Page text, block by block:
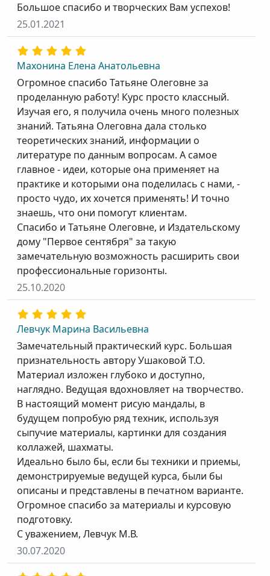
Большое спасибо и творческих Вам успехов!
25.01.2021
Махонина Елена Анатольевна
Огромное спасибо Татьяне Олеговне за
проделанную работу! Курс просто классный.
Изучая его, я получила очень много полезных
знаний. Татьяна Олеговна дала столько
теоретических знаний, информации о
литературе по данным вопросам. А самое
главное - идеи, которые она применяет на
практике и которыми она поделилась с нами, -
просто чудо, их хочется применять! И точно
знаешь, что они помогут клиентам.
Спасибо и Татьяне Олеговне, и Издательскому
дому "Первое сентября" за такую
замечательную возможность расширить свои
профессиональные горизонты.
25.10.2020
Левчук Марина Васильевна
Замечательный практический курс. Большая
признательность автору Ушаковой Т.О.
Материал изложен глубоко и доступно,
наглядно. Ведущая вдохновляет на творчество.
В настоящий момент рисую мандалы, в
будущем попробую ряд техник, используя
сыпучие материалы, картинки для создания
коллажей, шахматы.
Идеально было бы, если бы техники и приемы,
демонстрируемые ведущей курса, были бы
описаны и представлены в печатном варианте.
Огромное спасибо за материалы и курсовую
подготовку.
С уважением, Левчук М.В.
30.07.2020